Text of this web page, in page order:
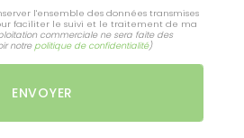
l'ensemble des données transmises
faciliter le suivi et le traitement de ma
commerciale ne sera faite des
notre politique de confidentialité)